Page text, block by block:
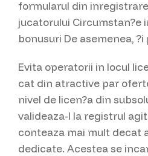
formularul din
jucatorului Circumstan?e
bonusuri De asemenea, ?i
Evita operatorii in locul
cat din atractive par
nivel de licen?a din
valideaza-l la registrul
conteaza mai mult decat
dedicate. Acestea se